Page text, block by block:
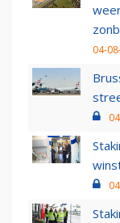
04-